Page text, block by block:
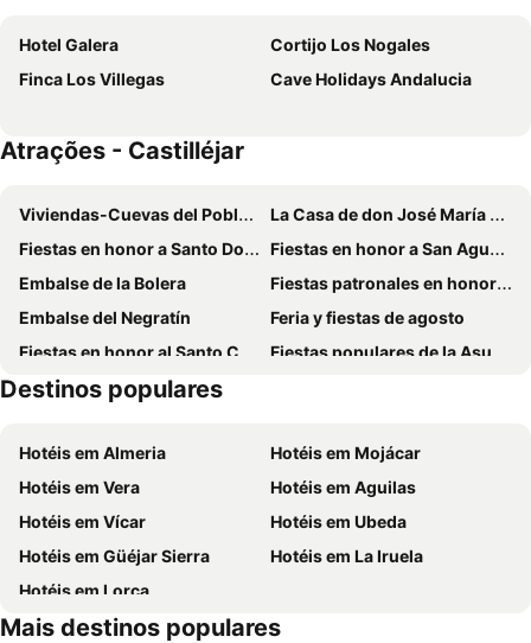
Hotel Galera
Cortijo Los Nogales
Finca Los Villegas
Cave Holidays Andalucia
Atrações - Castilléjar
Viviendas-Cuevas del Poblado almohade de Los Algarves
La Casa de don José María de la Torre
Fiestas en honor a Santo Domingo de Guzmán
Fiestas en honor a San Agustín
Embalse de la Bolera
Fiestas patronales en honor a Santa Bárbara
Embalse del Negratín
Feria y fiestas de agosto
Fiestas en honor al Santo Cristo de la Toscana
Fiestas populares de la Asunción
Castillo de Tíscar
Fiestas en Honor a San Bernardino de Siena
Destinos populares
Hotéis em Almeria
Hotéis em Mojácar
Hotéis em Vera
Hotéis em Aguilas
Hotéis em Vícar
Hotéis em Ubeda
Hotéis em Güéjar Sierra
Hotéis em La Iruela
Hotéis em Lorca
Mais destinos populares